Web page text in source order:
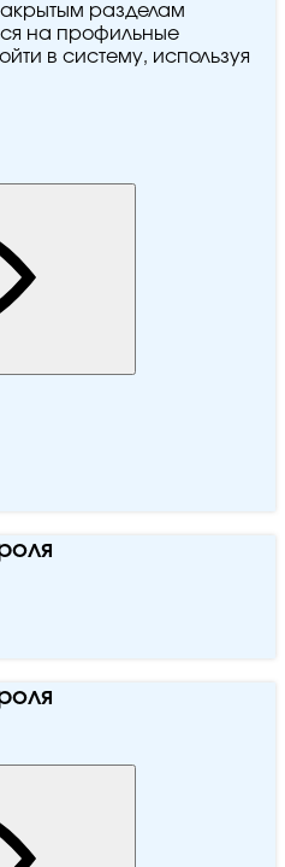
разделам
на профильные
в систему, используя